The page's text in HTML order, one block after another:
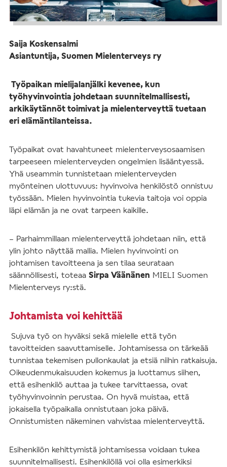
Saija Koskensalmi
Asiantuntija, Suomen Mielenterveys ry
Työpaikan mielijalanjälki kevenee, kun
työhyvinvointia johdetaan suunnitelmallisesti,
arkikäytännöt toimivat ja mielenterveyttä tuetaan
eri elämäntilanteissa.
Työpaikat ovat havahtuneet mielenterveysosaamisen
tarpeeseen mielenterveyden ongelmien lisääntyessä.
Yhä useammin tunnistetaan mielenterveyden
myönteinen ulottuvuus: hyvinvoiva henkilöstö onnistuu
työssään. Mielen hyvinvointia tukevia taitoja voi oppia
läpi elämän ja ne ovat tarpeen kaikille.
– Parhaimmillaan mielenterveyttä johdetaan niin, että
ylin johto näyttää mallia. Mielen hyvinvointi on
johtamisen tavoitteena ja sen tilaa seurataan
säännöllisesti, toteaa Sirpa Väänänen MIELI Suomen
Mielenterveys ry:stä.
Johtamista voi kehittää
Sujuva työ on hyväksi sekä mielelle että työn
tavoitteiden saavuttamiselle. Johtamisessa on tärkeää
tunnistaa tekemisen pullonkaulat ja etsiä niihin ratkaisuja.
Oikeudenmukaisuuden kokemus ja luottamus siihen,
että esihenkilö auttaa ja tukee tarvittaessa, ovat
työhyvinvoinnin perustaa. On hyvä muistaa, että
jokaisella työpaikalla onnistutaan joka päivä.
Onnistumisten näkeminen vahvistaa mielenterveyttä.
Esihenkilön kehittymistä johtamisessa voidaan tukea
suunnitelmallisesti. Esihenkilöllä voi olla esimerkiksi